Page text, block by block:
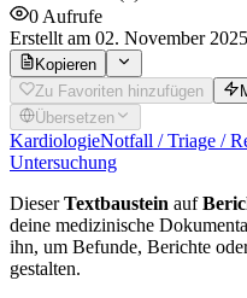
0 Aufrufe
Erstellt am 02. November 2025
Kopieren
Zu Favoriten hinzufügen
Übersetzen
KardiologieNotfall / Triage /
Untersuchung
DieserTextbaustein auf
deine medizinische
ihn, um Befunde, Berichte
gestalten.